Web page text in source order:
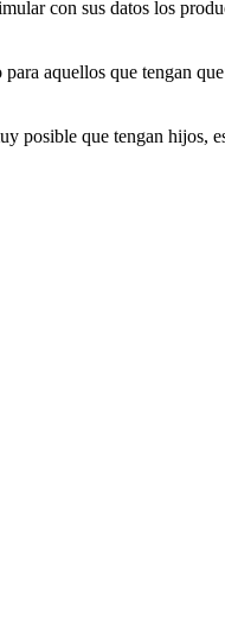
con sus datos los
para aquellos que tengan
posible que tengan hijos,